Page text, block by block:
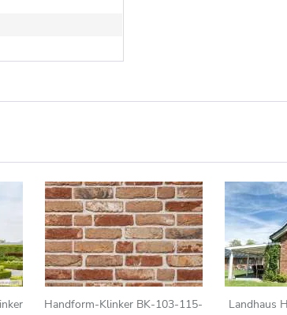
Handform-Klinker BK-103-115-
Landhaus